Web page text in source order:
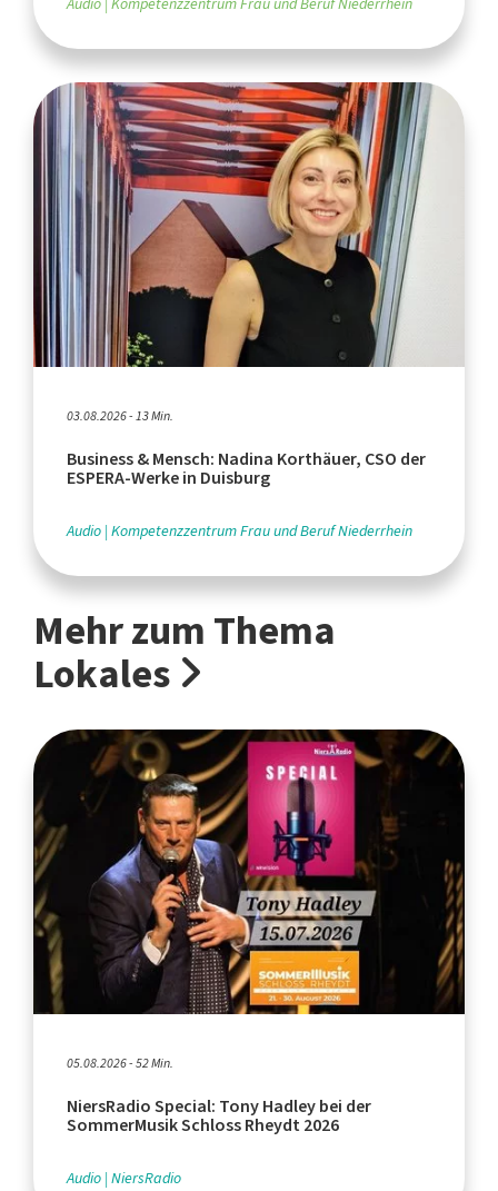
03.08.2026 - 13 Min.
Business & Mensch: Nadina Korthäuer, CSO der
ESPERA-Werke in Duisburg
Audio Kompetenzzentrum Frau und Beruf Niederrhein
Mehr zum Thema
Lokales
05.08.2026 - 52 Min.
NiersRadio Special: Tony Hadley bei der
SommerMusik Schloss Rheydt 2026
Audio NiersRadio